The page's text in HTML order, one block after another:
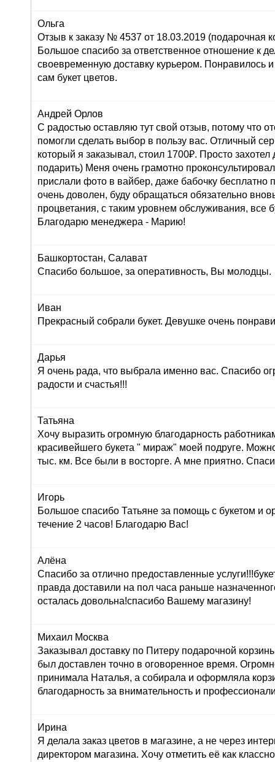
Ольга
Отзыв к заказу № 4537 от 18.03.2019 (подарочная
Большое спасибо за ответственное отношение к
своевременную доставку курьером. Понравилось
сам букет цветов.
Андрей Орлов
С радостью оставляю тут свой отзыв, потому что
помогли сделать выбор в пользу вас. Отличный
который я заказывал, стоил 1700₽. Просто
подарить) Меня очень грамотно
прислали фото в вайбер, даже бабочку бесплатно
очень доволен, буду обращаться обязательно
процветания, с таким уровнем обслуживания, все
Благодарю менеджера - Марию!
Башкортостан, Салават
Спасибо большое, за оперативность, Вы молодцы.
Иван
Прекрасный собрали букет. Девушке очень
Дарья
Я очень рада, что выбрала именно вас. Спасибо
радости и счастья!!!
Татьяна
Хочу выразить огромную благодарность
красивейшего букета " мираж" моей подруге.
тыс. км. Все были в восторге. А мне приятно.
Игорь
Большое спасибо Татьяне за помощь с букетом и
течение 2 часов! Благодарю Вас!
Алёна
Спасибо за отлично предоставленные
правда доставили на пол часа раньше
осталась довольна!спасибо Вашему магазину!
Михаил Москва
Заказывал доставку по Питеру подарочной
был доставлен точно в оговоренное время.
принимала Наталья, а собирала и оформляла
благодарность за внимательность и
Ирина
Я делала заказ цветов в магазине, а не через
директором магазина. Хочу отметить её как